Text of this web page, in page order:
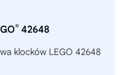
® 42648
klocków LEGO 42648